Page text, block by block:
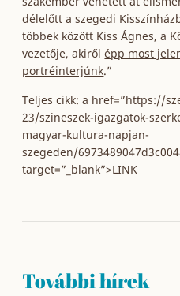
délelőtt a szegedi
többek között Kiss Ágnes, a
vezetője, akirőlépp most
portréinterjúnk.”
Teljes cikk: a href=”https://
23/szineszek-igazgatok-
magyar-kultura-napjan-
szegeden/
target=”_blank”>LINK
További hírek